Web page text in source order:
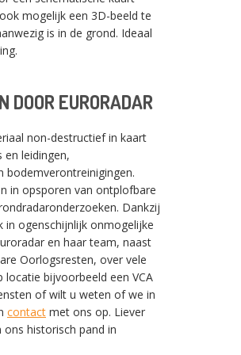
mogelijk een 3D-beeld te
is in de grond. Ideaal
DOOR EURORADAR
non-destructief in kaart
leidingen,
bodemverontreinigingen.
in opsporen van ontplofbare
Dankzij
in ogenschijnlijk onmogelijke
en haar team, naast
Oorlogsresten, over vele
locatie bijvoorbeeld een VCA
of wilt u weten of we in
contact met ons op. Liever
historisch pand in
SWITCH THE LANGUAGE
English